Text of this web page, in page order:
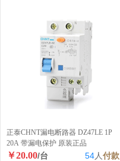
正泰CHNT漏电断路器 DZ47LE 1P
20A 带漏电保护 原装正品
￥20.00/台 54人付款